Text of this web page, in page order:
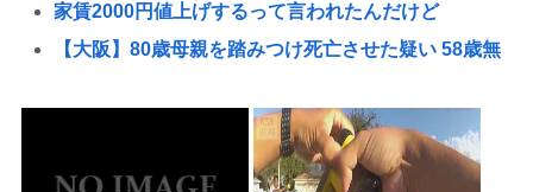
家賃2000円値上げするって言われたんだけど
【大阪】80歳母親を踏みつけ死亡させた疑い 58歳無
ケンモメンが"あえて"結婚をしない理由ってなんな
の？